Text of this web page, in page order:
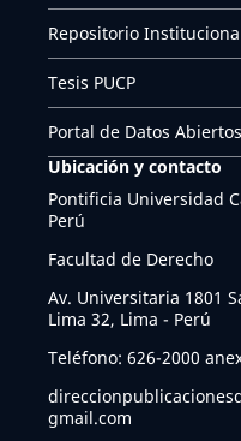
Repositorio
Tesis PUCP
Portal de Datos Abiertos
Ubicación y contacto
Pontificia Universidad
Perú
Facultad de Derecho
Av. Universitaria 1801
Lima 32, Lima - Perú
Teléfono: 626-2000
gmail.com